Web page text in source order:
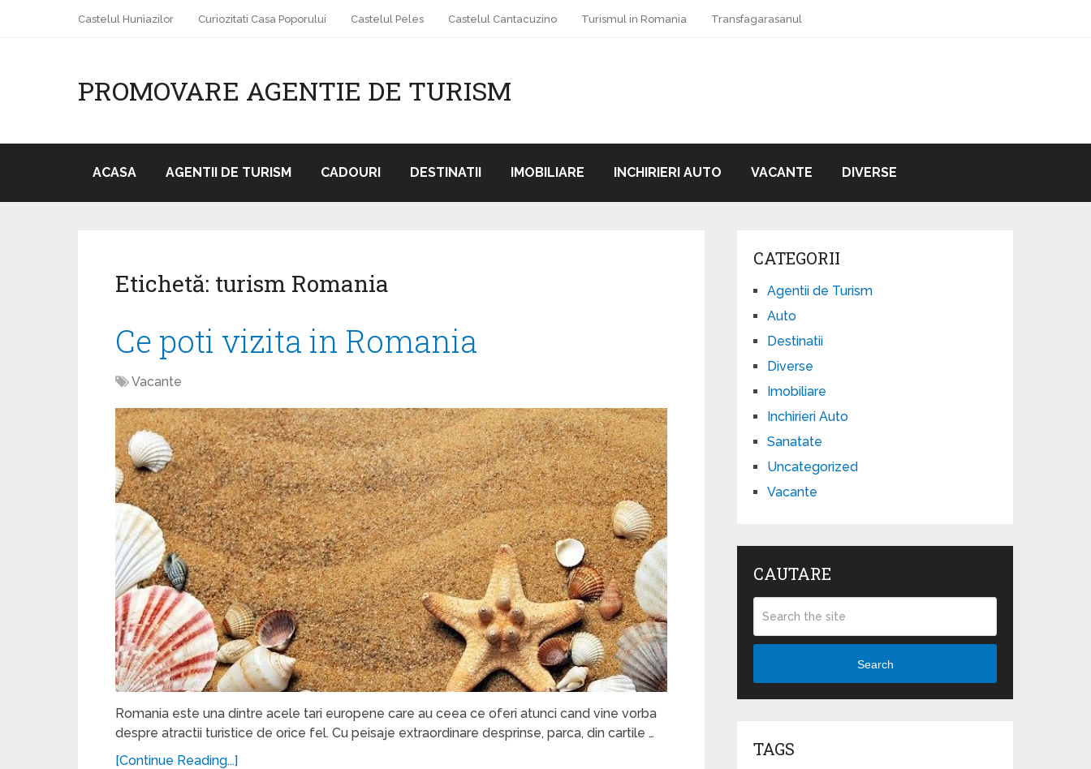
Castelul Huniazilor Curiozitati Casa Poporului Castelul Peles Castelul Cantacuzino Turismul in Romania Transfagarasanul
PROMOVARE AGENTIE DE TURISM
ACASA AGENTII DE TURISM CADOURI DESTINATII IMOBILIARE INCHIRIERI AUTO VACANTE DIVERSE
Etichetă: turism Romania
Ce poti vizita in Romania
Vacante
Romania este una dintre acele tari europene care au ceea ce oferi atunci cand vine vorba
despre atractii turistice de orice fel. Cu peisaje extraordinare desprinse, parca, din cartile …
[Continue Reading...]
CATEGORII
Agentii de Turism
Auto
Destinatii
Diverse
Imobiliare
Inchirieri Auto
Sanatate
Uncategorized
Vacante
CAUTARE
Search
TAGS